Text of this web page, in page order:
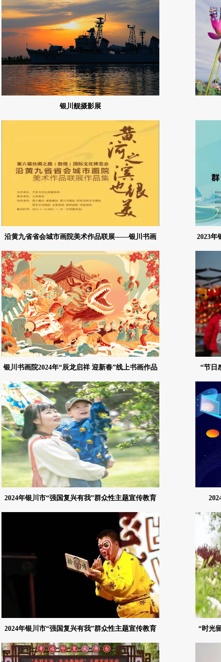
银川舰摄影展
沿黄九省省会城市画院美术作品联展——银川书画
院作品专辑
2023年
银川书画院2024年“辰龙启祥 迎新春”线上书画作品
展
“节日
2024年银川市“强国复兴有我”群众性主题宣传教育
系列活动——“追光而遇，大美银川”专题摄影作品
2024年银川市“强国复兴有我”群众性主题宣传教育
系列活动——“致敬劳动者，讴歌新时代”摄影作品
“时光